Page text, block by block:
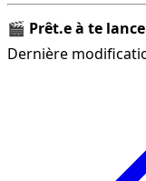
🎬 Prêt.e à te
Dernière